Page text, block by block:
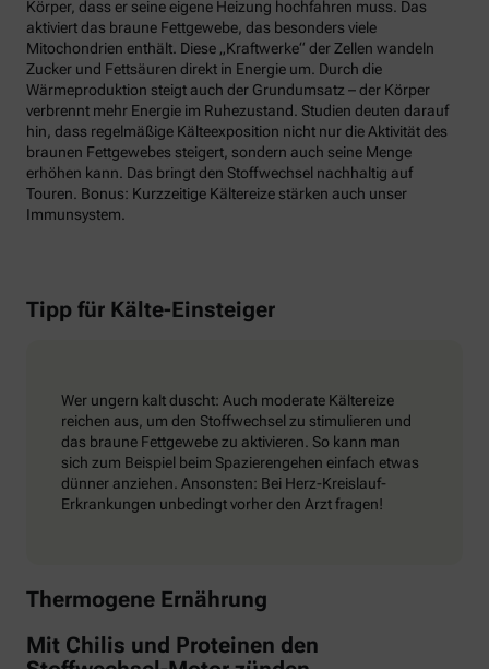
Körper, dass er seine eigene Heizung hochfahren muss. Das
aktiviert das braune Fettgewebe, das besonders viele
Mitochondrien enthält. Diese „Kraftwerke“ der Zellen wandeln
Zucker und Fettsäuren direkt in Energie um. Durch die
Wärmeproduktion steigt auch der Grundumsatz – der Körper
verbrennt mehr Energie im Ruhezustand. Studien deuten darauf
hin, dass regelmäßige Kälteexposition nicht nur die Aktivität des
braunen Fettgewebes steigert, sondern auch seine Menge
erhöhen kann. Das bringt den Stoffwechsel nachhaltig auf
Touren. Bonus: Kurzzeitige Kältereize stärken auch unser
Immunsystem.
Tipp für Kälte-Einsteiger
Wer ungern kalt duscht: Auch moderate Kältereize
reichen aus, um den Stoffwechsel zu stimulieren und
das braune Fettgewebe zu aktivieren. So kann man
sich zum Beispiel beim Spazierengehen einfach etwas
dünner anziehen. Ansonsten: Bei Herz-Kreislauf-
Erkrankungen unbedingt vorher den Arzt fragen!
Thermogene Ernährung
Mit Chilis und Proteinen den